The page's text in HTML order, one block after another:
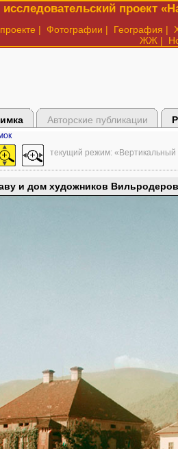
проект
| Фотографии | География |
ЖЖ |
Авторские публикации
текущий режим: «Вертикальный
и дом художников